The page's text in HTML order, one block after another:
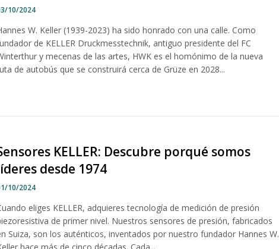
10/2024
W. Keller (1939-2023) ha sido honrado con una calle. Como
de KELLER Druckmesstechnik, antiguo presidente del FC
y mecenas de las artes, HWK es el homónimo de la nueva
de autobús que se construirá cerca de Grüze en 2028...
KELLER: Descubre porqué somos
desde 1974
10/2024
eliges KELLER, adquieres tecnología de medición de presión
de primer nivel. Nuestros sensores de presión, fabricados
Suiza, son los auténticos, inventados por nuestro fundador Hannes W.